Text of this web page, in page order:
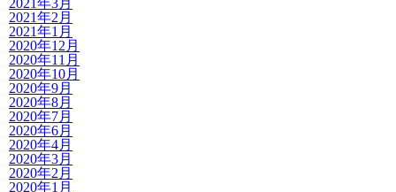
2021年3月
2021年2月
2021年1月
2020年12月
2020年11月
2020年10月
2020年9月
2020年8月
2020年7月
2020年6月
2020年4月
2020年3月
2020年2月
2020年1月